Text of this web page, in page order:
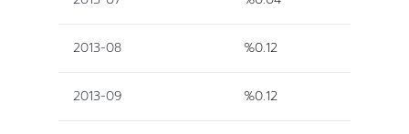
2013-08 %0.12
2013-09 %0.12